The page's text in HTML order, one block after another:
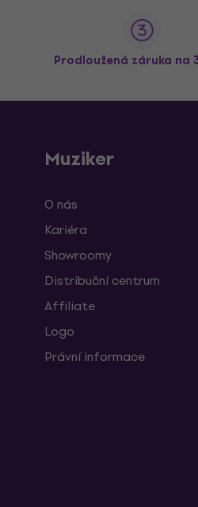
Prodloužená záruka na
Muziker
O nás
Kariéra
Showroomy
Distribuční centrum
Affiliate
Logo
Právní informace